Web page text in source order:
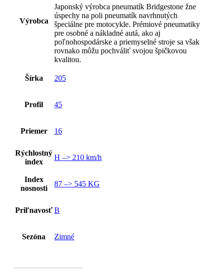
Výrobca
Japonský výrobca pneumatík Bridgestone žne
úspechy na poli pneumatík navrhnutých
špeciálne pre motocykle. Prémiové pneumatiky
pre osobné a nákladné autá, ako aj
poľnohospodárske a priemyselné stroje sa však
rovnako môžu pochváliť svojou špičkovou
kvalitou.
Šírka 205
Profil 45
Priemer 16
Rýchlostný
index
H –> 210 km/h
Index
nosnosti
87 –> 545 KG
Priľnavosť B
Sezóna Zimné